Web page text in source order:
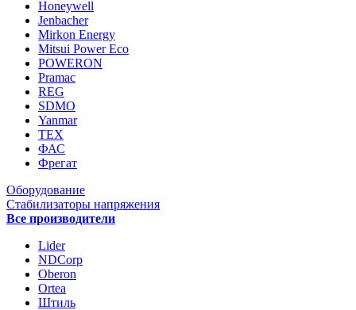
Honeywell
Jenbacher
Mirkon Energy
Mitsui Power Eco
POWERON
Pramac
REG
SDMO
Yanmar
ТЕХ
ФАС
Фрегат
Оборудование
Стабилизаторы напряжения
Все производители
Lider
NDCorp
Oberon
Ortea
Штиль